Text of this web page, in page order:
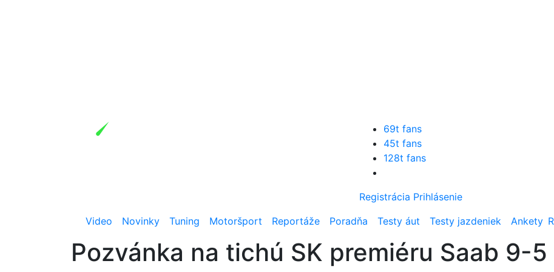
69t fans
45t fans
128t fans
Registrácia Prihlásenie
Video
Novinky Tuning Motoršport Reportáže Poradňa Testy áut Testy jazdeniek Ankety
Pozvánka na tichú SK premiéru Saab 9-5